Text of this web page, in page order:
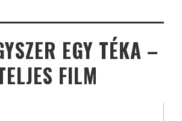
EGY TÉKA –
FILM